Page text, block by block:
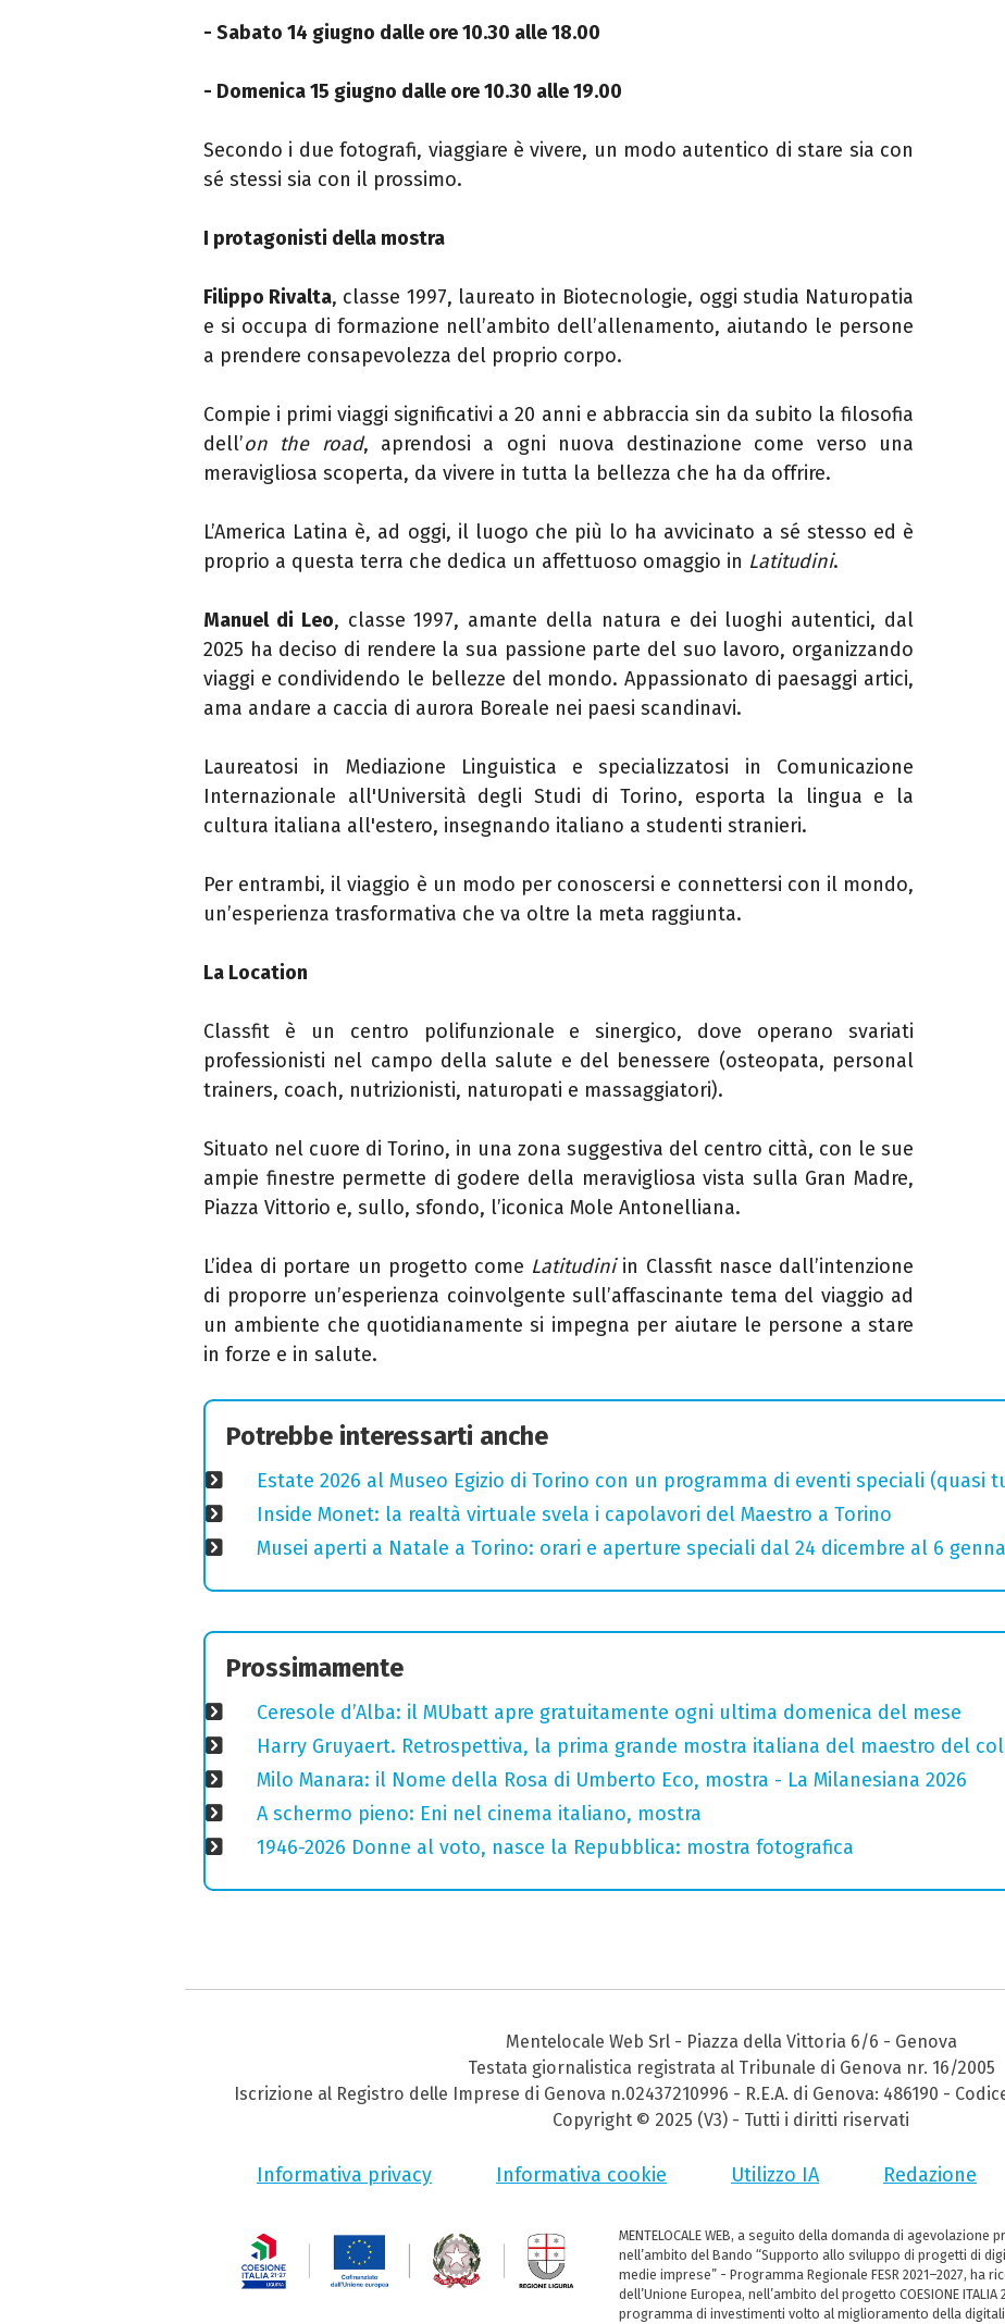
- Sabato 14 giugno dalle ore 10.30 alle 18.00
- Domenica 15 giugno dalle ore 10.30 alle 19.00
Secondo i due fotografi, viaggiare è vivere, un modo autentico di stare sia con
sé stessi sia con il prossimo.
I protagonisti della mostra
Filippo Rivalta, classe 1997, laureato in Biotecnologie, oggi studia Naturopatia
e si occupa di formazione nell’ambito dell’allenamento, aiutando le persone
a prendere consapevolezza del proprio corpo.
Compie i primi viaggi significativi a 20 anni e abbraccia sin da subito la filosofia
dell’on the road, aprendosi a ogni nuova destinazione come verso una
meravigliosa scoperta, da vivere in tutta la bellezza che ha da offrire.
L’America Latina è, ad oggi, il luogo che più lo ha avvicinato a sé stesso ed è
proprio a questa terra che dedica un affettuoso omaggio in Latitudini.
Manuel di Leo, classe 1997, amante della natura e dei luoghi autentici, dal
2025 ha deciso di rendere la sua passione parte del suo lavoro, organizzando
viaggi e condividendo le bellezze del mondo. Appassionato di paesaggi artici,
ama andare a caccia di aurora Boreale nei paesi scandinavi.
Laureatosi in Mediazione Linguistica e specializzatosi in Comunicazione
Internazionale all'Università degli Studi di Torino, esporta la lingua e la
cultura italiana all'estero, insegnando italiano a studenti stranieri.
Per entrambi, il viaggio è un modo per conoscersi e connettersi con il mondo,
un’esperienza trasformativa che va oltre la meta raggiunta.
La Location
Classfit è un centro polifunzionale e sinergico, dove operano svariati
professionisti nel campo della salute e del benessere (osteopata, personal
trainers, coach, nutrizionisti, naturopati e massaggiatori).
Situato nel cuore di Torino, in una zona suggestiva del centro città, con le sue
ampie finestre permette di godere della meravigliosa vista sulla Gran Madre,
Piazza Vittorio e, sullo, sfondo, l’iconica Mole Antonelliana.
L’idea di portare un progetto come Latitudini in Classfit nasce dall’intenzione
di proporre un’esperienza coinvolgente sull’affascinante tema del viaggio ad
un ambiente che quotidianamente si impegna per aiutare le persone a stare
in forze e in salute.
Potrebbe interessarti anche
Estate 2026 al Museo Egizio di Torino con un programma di eventi speciali (quasi
Inside Monet: la realtà virtuale svela i capolavori del Maestro a Torino
Musei aperti a Natale a Torino: orari e aperture speciali dal 24 dicembre al 6
Prossimamente
Ceresole d’Alba: il MUbatt apre gratuitamente ogni ultima domenica del mese
Harry Gruyaert. Retrospettiva, la prima grande mostra italiana del maestro del
Milo Manara: il Nome della Rosa di Umberto Eco, mostra - La Milanesiana 2026
A schermo pieno: Eni nel cinema italiano, mostra
1946-2026 Donne al voto, nasce la Repubblica: mostra fotografica
Mentelocale Web Srl - Piazza della Vittoria 6/6 - Genova
Testata giornalistica registrata al Tribunale di Genova nr. 16/2005
Iscrizione al Registro delle Imprese di Genova n.02437210996 - R.E.A. di Genova: 486190 -
Copyright © 2025 (V3) - Tutti i diritti riservati
Informativa privacy Informativa cookie Utilizzo IA Redazione
MENTELOCALE WEB, a seguito della domanda di
nell’ambito del Bando “Supporto allo sviluppo di progetti di
medie imprese” - Programma Regionale FESR 2021–2027, ha
dell’Unione Europea, nell’ambito del progetto COESIONE
programma di investimenti volto al miglioramento della